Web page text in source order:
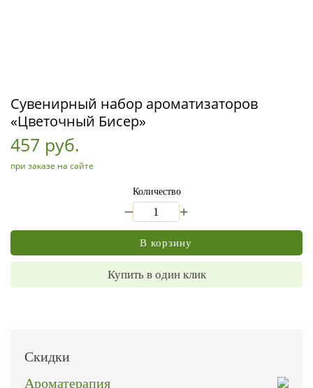
Скидки
Ароматерапия
Сувенирный набор ароматизаторов
«Цветочный Бисер»
457 руб.
при заказе на сайте
Количество
+
В корзину
Купить в один клик